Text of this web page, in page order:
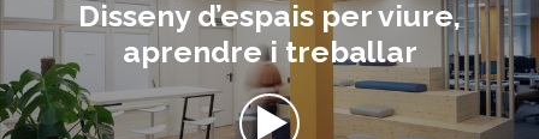
Disseny d’espais per viure,
aprendre i treballar